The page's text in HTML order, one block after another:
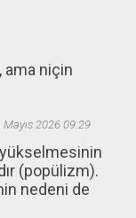
ama niçin
Mayıs 2026 09:29
yükselmesinin
(popülizm).
nedeni de